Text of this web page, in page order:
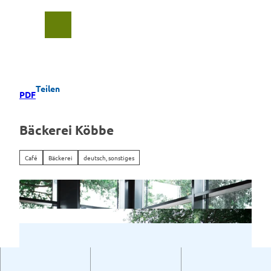
PDF
Teilen
Bäckerei Köbbe
Café Bäckerei deutsch, sonstiges